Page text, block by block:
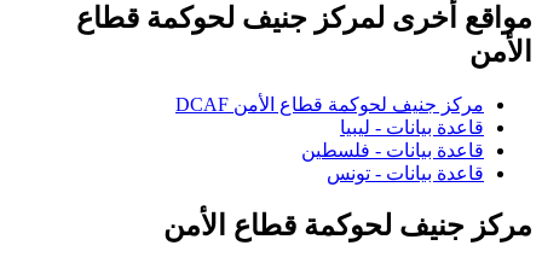
مواقع أخرى لمركز جنيف لحوكمة قطاع
الأمن
مركز جنيف لحوكمة قطاع الأمن DCAF
قاعدة بيانات - ليبيا
قاعدة بيانات - فلسطين
قاعدة بيانات - تونس
مركز جنيف لحوكمة قطاع الأمن